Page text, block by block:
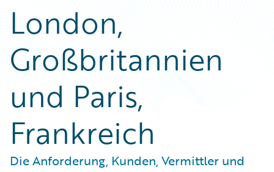
London,
Großbritannien
und Paris,
Frankreich
Die Anforderung, Kunden, Vermittler und